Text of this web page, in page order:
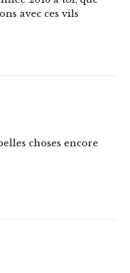
avec ces vils
choses encore